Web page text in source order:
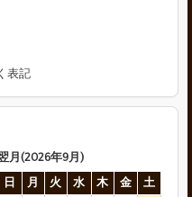
表記
月(2026年9月)
日
月 火 水 木 金
土